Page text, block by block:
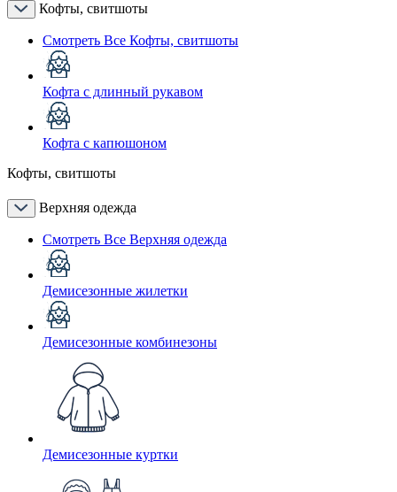
Кофты, свитшоты
Смотреть Все Кофты, свитшоты
Кофта с длинный рукавом
Кофта с капюшоном
Кофты, свитшоты
Верхняя одежда
Смотреть Все Верхняя одежда
Демисезонные жилетки
Демисезонные комбинезоны
Демисезонные куртки